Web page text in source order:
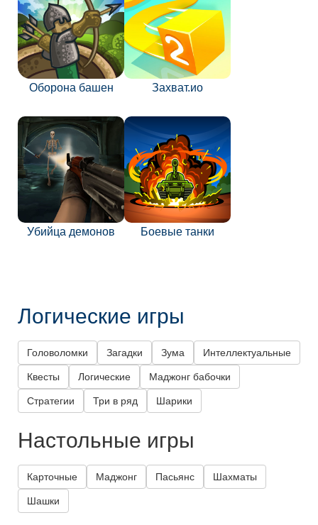
Оборона башен Захват.ио
Убийца демонов Боевые танки
Логические игры
Головоломки Загадки Зума Интеллектуальные
Квесты Логические Маджонг бабочки
Стратегии Три в ряд Шарики
Настольные игры
Карточные Маджонг Пасьянс Шахматы
Шашки